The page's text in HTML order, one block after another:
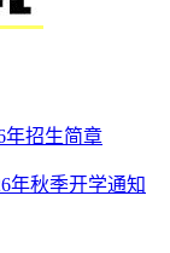
年招生简章
年秋季开学通知